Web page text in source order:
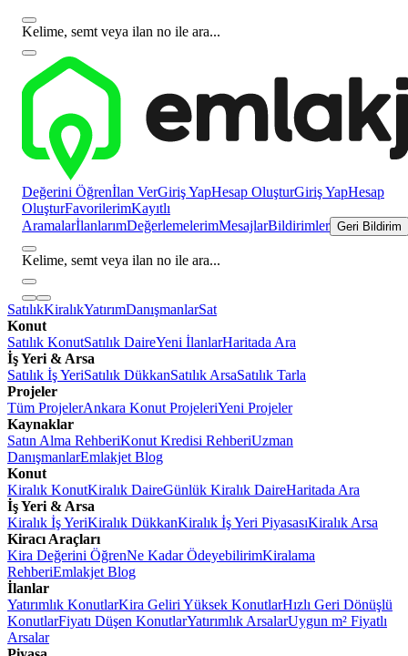
Kelime, semt veya ilan no ile ara...
Değerini Öğrenİlan VerGiriş YapHesap OluşturGiriş YapHesap
OluşturFavorilerimKayıtlı
AramalarİlanlarımDeğerlemelerimMesajlarBildirimler Geri Bildirim
Kelime, semt veya ilan no ile ara...
SatılıkKiralıkYatırımDanışmanlarSat
Konut
Satılık KonutSatılık DaireYeni İlanlarHaritada Ara
İş Yeri & Arsa
Satılık İş YeriSatılık DükkanSatılık ArsaSatılık Tarla
Projeler
Tüm ProjelerAnkara Konut ProjeleriYeni Projeler
Kaynaklar
Satın Alma RehberiKonut Kredisi RehberiUzman
DanışmanlarEmlakjet Blog
Konut
Kiralık KonutKiralık DaireGünlük Kiralık DaireHaritada Ara
İş Yeri & Arsa
Kiralık İş YeriKiralık DükkanKiralık İş Yeri PiyasasıKiralık Arsa
Kiracı Araçları
Kira Değerini ÖğrenNe Kadar ÖdeyebilirimKiralama
RehberiEmlakjet Blog
İlanlar
Yatırımlık KonutlarKira Geliri Yüksek KonutlarHızlı Geri Dönüşlü
KonutlarFiyatı Düşen KonutlarYatırımlık ArsalarUygun m² Fiyatlı
Arsalar